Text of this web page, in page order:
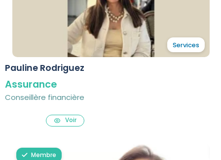
Services
Pauline Rodriguez
Assurance
Conseillère financière
Voir
Membre